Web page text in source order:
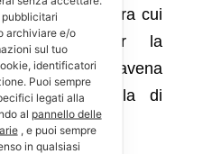
grasse, tra cui
per la
I fiocchi d’avena
proprietà quella di
pubblicitari
archiviare e/o
sul tuo
identificatori
Puoi sempre
legati alla
al pannello delle
, e puoi sempre
in qualsiasi